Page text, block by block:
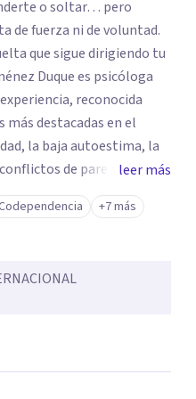
o soltar… pero
de fuerza ni de voluntad.
que sigue dirigiendo tu
reconocida
destacadas en el
la baja autoestima, la
de pareja. Ha
países,
Su enfoque
que lo origina. Su
niveles: regulación del
de heridas de la
profunda,
emociones y
leer más
+7 más